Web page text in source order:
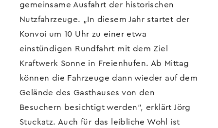
gemeinsame Ausfahrt der historischen
Nutzfahrzeuge. „In diesem Jahr startet der
Konvoi um 10 Uhr zu einer etwa
einstündigen Rundfahrt mit dem Ziel
Kraftwerk Sonne in Freienhufen. Ab Mittag
können die Fahrzeuge dann wieder auf dem
Gelände des Gasthauses von den
Besuchern besichtigt werden“, erklärt Jörg
Stuckatz. Auch für das leibliche Wohl ist